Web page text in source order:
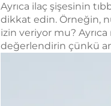
Ayrıca ilaç şişesinin
dikkat edin. Örneğin,
izin veriyor mu?
değerlendirin çünkü